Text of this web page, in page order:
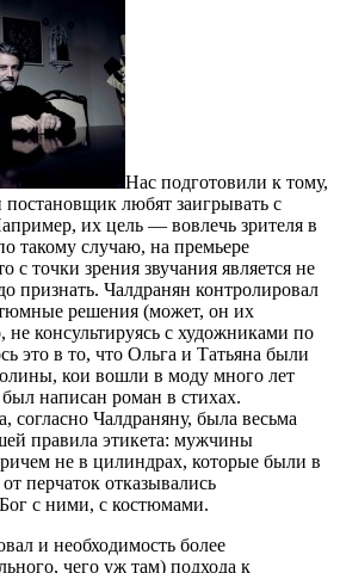
Нас подготовили к тому,
любят заигрывать с
их цель — вовлечь зрителя в
такому случаю, на премьере
с точки зрения звучания является не
признать. Чалдранян контролировал
решения (может, он их
консультируясь с художниками по
это в то, что Ольга и Татьяна были
кои вошли в моду много лет
был написан роман в стихах.
согласно Чалдраняну, была весьма
правила этикета: мужчины
не в цилиндрах, которые были в
перчаток отказывались
с ними, с костюмами.
и необходимость более
чего уж там) подхода к